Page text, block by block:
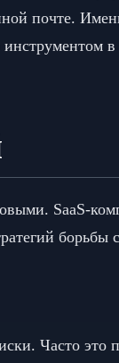
почте.
в
SaaS-
борьбы
Часто это